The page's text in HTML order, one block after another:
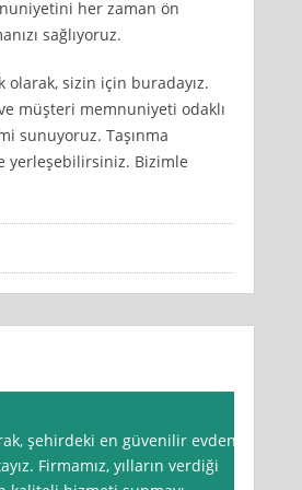
her zaman ön
sağlıyoruz.
olarak, sizin için buradayız.
müşteri memnuniyeti odaklı
sunuyoruz. Taşınma
yerleşebilirsiniz. Bizimle
şehirdeki en güvenilir evden
Firmamız, yılların verdiği